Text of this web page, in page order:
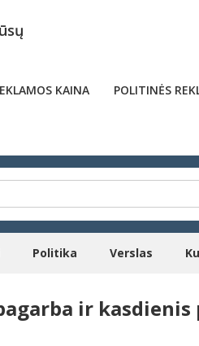
KAINA POLITINĖS
Politika Verslas
ir kasdienis